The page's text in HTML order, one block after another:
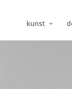
kunst